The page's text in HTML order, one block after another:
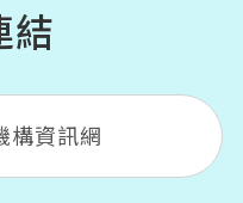
結
構資訊網